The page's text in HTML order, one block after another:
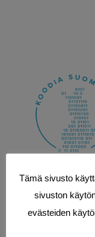
Tämä sivusto
sivuston
evästeiden